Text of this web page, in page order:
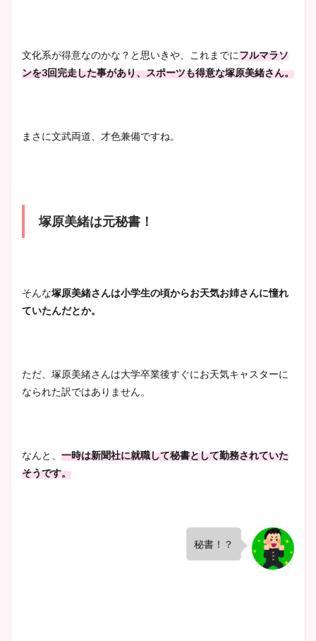
文化系が得意なのかな？と思いきや、これまでにフルマラソ
ンを3回完走した事があり、スポーツも得意な塚原美緒さん。
まさに文武両道、才色兼備ですね。
塚原美緒は元秘書！
そんな塚原美緒さんは小学生の頃からお天気お姉さんに憧れ
ていたんだとか。
ただ、塚原美緒さんは大学卒業後すぐにお天気キャスターに
なられた訳ではありません。
なんと、 一時は新聞社に就職して秘書として勤務されていた
そうです。
秘書！？